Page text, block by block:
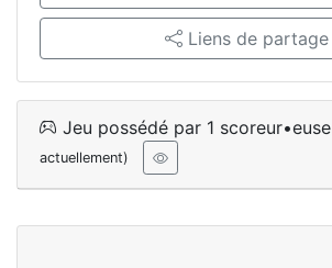
Liens de partage
Jeu possédé par 1 scoreur•euse
actuellement)